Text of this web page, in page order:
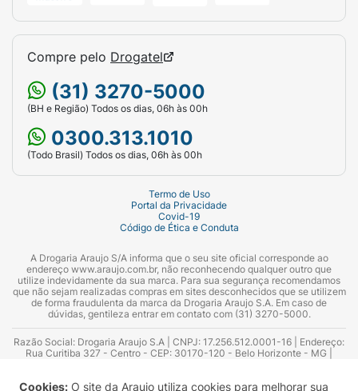
Cookies: O site da Araujo utiliza cookies para melhorar sua
Compre pelo Drogatel
(31) 3270-5000
(BH e Região) Todos os dias, 06h às 00h
0300.313.1010
(Todo Brasil) Todos os dias, 06h às 00h
Termo de Uso
Portal da Privacidade
Covid-19
Código de Ética e Conduta
A Drogaria Araujo S/A informa que o seu site oficial corresponde ao
endereço www.araujo.com.br, não reconhecendo qualquer outro que
utilize indevidamente da sua marca. Para sua segurança recomendamos
que não sejam realizadas compras em sites desconhecidos que se utilizem
de forma fraudulenta da marca da Drogaria Araujo S.A. Em caso de
dúvidas, gentileza entrar em contato com (31) 3270-5000.
Razão Social: Drogaria Araujo S.A | CNPJ: 17.256.512.0001-16 | Endereço:
Rua Curitiba 327 - Centro - CEP: 30170-120 - Belo Horizonte - MG |
Azevedo Guimarães – CRF 10.965 | Yasmin Silva Alvarenga – CRF 52.584 -